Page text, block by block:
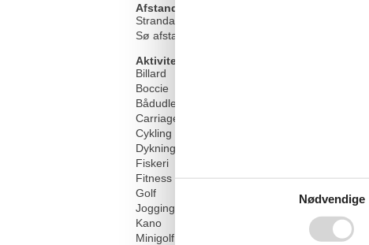
Afstand
Strandafstand
Sø afstand
Aktiviteter
Billard
Boccie
Bådudlejning
Carriage rides
Cykling
Dykning
Fiskeri
Fitness træning
Golf
Jogging
Kano
Minigolf
Nødvendige